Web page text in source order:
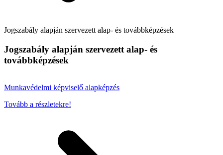
Jogszabály alapján szervezett alap- és továbbképzések
Jogszabály alapján szervezett alap- és
továbbképzések
Munkavédelmi képviselő alapképzés
Tovább a részletekre!